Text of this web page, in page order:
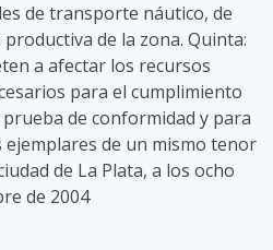
de transporte náutico, de
de la zona. Quinta:
a afectar los recursos
para el cumplimiento
de conformidad y para
ejemplares de un mismo tenor
de La Plata, a los ocho
de 2004